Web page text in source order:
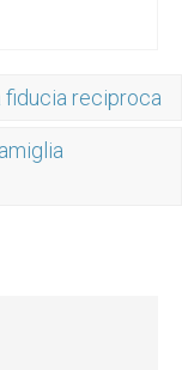
fiducia reciproca